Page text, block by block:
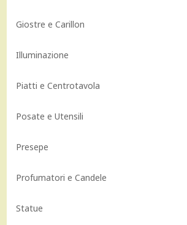
Giostre e Carillon
Illuminazione
Piatti e Centrotavola
Posate e Utensili
Presepe
Profumatori e Candele
Statue